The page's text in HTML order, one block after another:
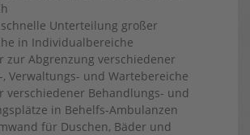
Unterteilung großer
in Individualbereiche
zur Abgrenzung verschiedener
, Verwaltungs- und Wartebereiche
verschiedener Behandlungs- und
in Behelfs-Ambulanzen
für Duschen, Bäder und